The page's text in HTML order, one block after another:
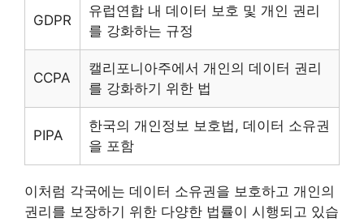
GDPR
유럽연합 내 데이터 보호 및 개인 권리
를 강화하는 규정
CCPA
캘리포니아주에서 개인의 데이터 권리
를 강화하기 위한 법
PIPA
한국의 개인정보 보호법, 데이터 소유권
을 포함
이처럼 각국에는 데이터 소유권을 보호하고 개인의
권리를 보장하기 위한 다양한 법률이 시행되고 있습